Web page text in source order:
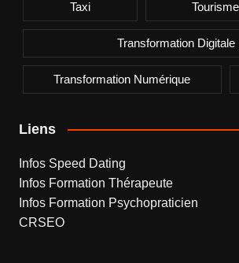
Taxi
Transformation Digitale
Transformation Numérique
Liens
Infos Speed Dating
Infos Formation Thérapeute
Infos Formation Psychopraticien
CRSEO